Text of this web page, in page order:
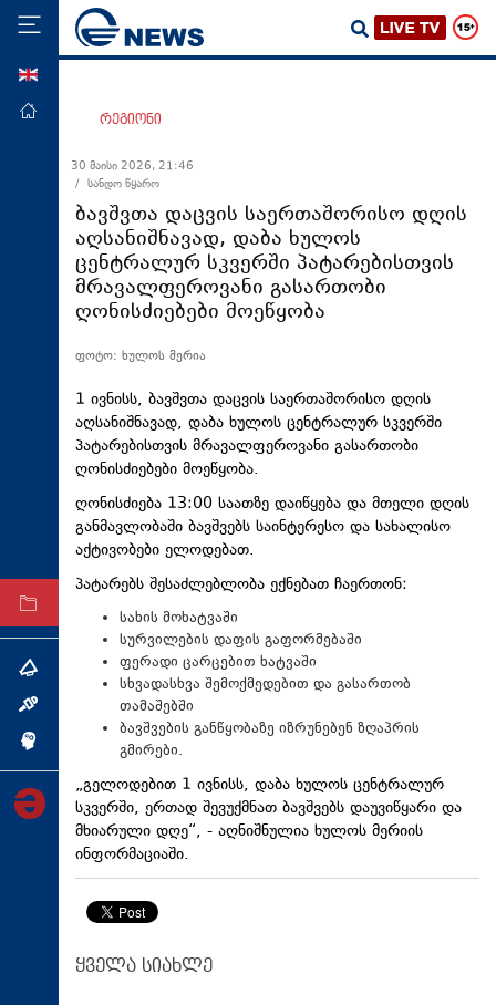
მთავარი
ეკონომიკა
მსოფლიო
ჯანდაცვა
საზოგადოება
რეგიონი
კულტურა
სპორტი
ტექნოლოგიები
ტაბლოიდი
რეგიონი
30 მაისი 2026, 21:46
/ სანდო წყარო
ბავშვთა დაცვის საერთაშორისო დღის
აღსანიშნავად, დაბა ხულოს
ცენტრალურ სკვერში პატარებისთვის
მრავალფეროვანი გასართობი
ღონისძიებები მოეწყობა
ფოტო: ხულოს მერია
1 ივნისს, ბავშვთა დაცვის საერთაშორისო დღის
აღსანიშნავად, დაბა ხულოს ცენტრალურ სკვერში
პატარებისთვის მრავალფეროვანი გასართობი
ღონისძიებები მოეწყობა.
ღონისძიება 13:00 საათზე დაიწყება და მთელი დღის
განმავლობაში ბავშვებს საინტერესო და სახალისო
აქტივობები ელოდებათ.
პატარებს შესაძლებლობა ექნებათ ჩაერთონ:
სახის მოხატვაში
სურვილების დაფის გაფორმებაში
ფერადი ცარცებით ხატვაში
სხვადასხვა შემოქმედებით და გასართობ
თამაშებში
ბავშვების განწყობაზე იზრუნებენ ზღაპრის
გმირები.
„გელოდებით 1 ივნისს, დაბა ხულოს ცენტრალურ
სკვერში, ერთად შევუქმნათ ბავშვებს დაუვიწყარი და
მხიარული დღე“, - აღნიშნულია ხულოს მერიის
ინფორმაციაში.
ყველა სიახლე